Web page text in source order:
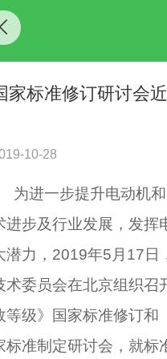
家标准修订研讨会
10-28
为进一步提升电动机和
进步及行业发展，发挥
潜力，2019年5月17日
术委员会在北京组织召
等级》国家标准修订和
标准制定研讨会，就标